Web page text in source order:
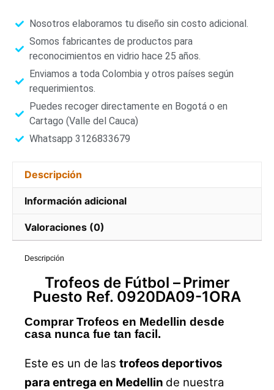
Nosotros elaboramos tu diseño sin costo adicional.
Somos fabricantes de productos para
reconocimientos en vidrio hace 25 años.
Enviamos a toda Colombia y otros países según
requerimientos.
Puedes recoger directamente en Bogotá o en
Cartago (Valle del Cauca)
Whatsapp 3126833679
Descripción
Información adicional
Valoraciones (0)
Descripción
Trofeos de Fútbol –Primer
Puesto Ref. 0920DA09-1ORA
Comprar Trofeos en Medellin desde
casa nunca fue tan facil.
Este es un de las trofeos deportivos
para entrega en Medellin de nuestra